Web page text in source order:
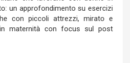
un approfondimento su esercizi
con piccoli attrezzi, mirato e
maternità con focus sul post